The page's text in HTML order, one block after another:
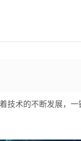
技术的不断发展，一